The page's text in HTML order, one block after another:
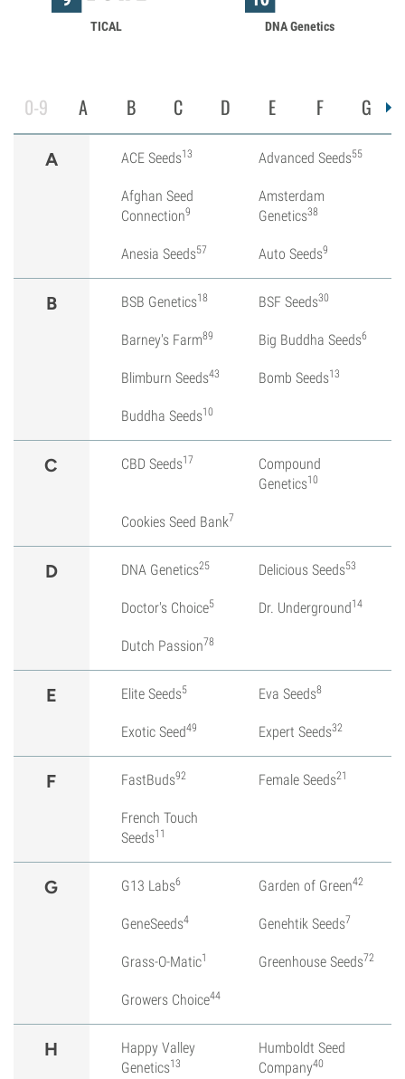
TICAL DNA Genetics
0-9 A B C D E F G
A ACE Seeds13 Advanced Seeds55
Afghan Seed
Connection9
Amsterdam
Genetics38
Anesia Seeds57 Auto Seeds9
B BSB Genetics18 BSF Seeds30
Barney's Farm89 Big Buddha Seeds6
Blimburn Seeds43 Bomb Seeds13
Buddha Seeds10
C CBD Seeds17
Compound
Genetics10
Cookies Seed Bank7
D DNA Genetics25 Delicious Seeds53
Doctor's Choice5 Dr. Underground14
Dutch Passion78
E Elite Seeds5 Eva Seeds8
Exotic Seed49 Expert Seeds32
F FastBuds92 Female Seeds21
French Touch
Seeds11
G G13 Labs6 Garden of Green42
GeneSeeds4 Genehtik Seeds7
Grass-O-Matic1 Greenhouse Seeds72
Growers Choice44
H
Happy Valley
Genetics13
Humboldt Seed
Company40